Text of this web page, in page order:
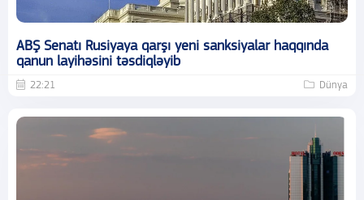
ABŞ Senatı Rusiyaya qarşı yeni sanksiyalar haqqında
qanun layihəsini təsdiqləyib
22:21 Dünya